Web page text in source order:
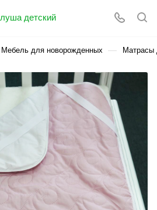
Мебель для новорожденных — Матрасы